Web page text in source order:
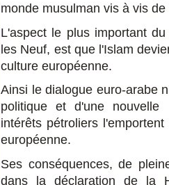
monde musulman vis à vis
L'aspect le plus important
les Neuf, est que l'Islam
culture européenne.
Ainsi le dialogue euro-arabe
politique et d'une nouvelle
intérêts pétroliers
européenne.
Ses conséquences, de
dans la déclaration de la